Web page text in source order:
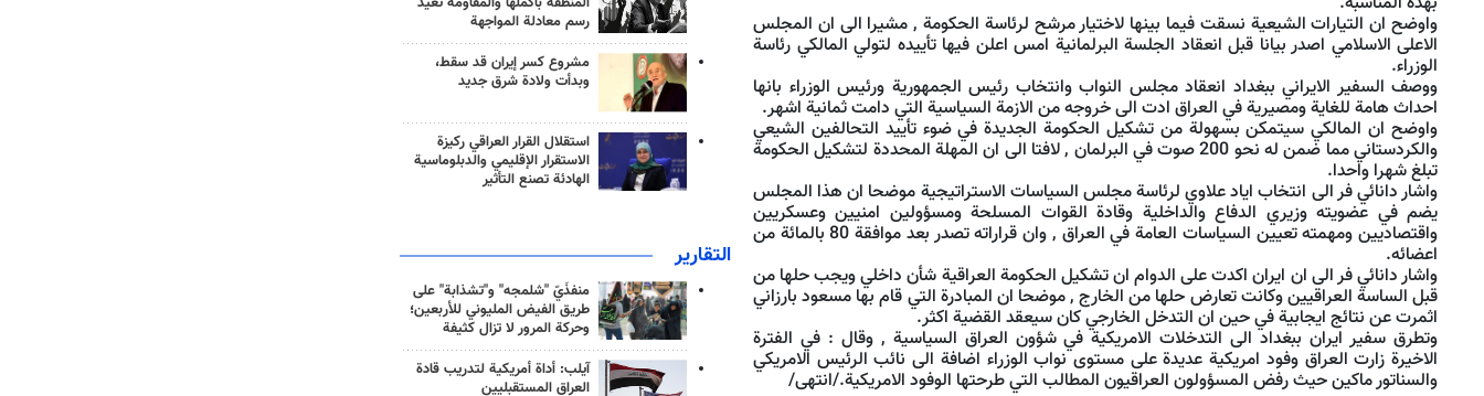
واوضح ان التيارات الشيعية نسقت فيما بينها لاختيار مرشح لرئاسة الحكومة , مشيرا الى ان المجلس
الاعلى الاسلامي اصدر بيانا قبل انعقاد الجلسة البرلمانية امس اعلن فيها تأييده لتولي المالكي رئاسة
الوزراء.
ووصف السفير الايراني ببغداد انعقاد مجلس النواب وانتخاب رئيس الجمهورية ورئيس الوزراء بانها
احداث هامة للغاية ومصيرية في العراق ادت الى خروجه من الازمة السياسية التي دامت ثمانية اشهر.
واوضح ان المالكي سيتمكن بسهولة من تشكيل الحكومة الجديدة في ضوء تأييد التحالفين الشيعي
والكردستاني مما ضمن له نحو 200 صوت في البرلمان , لافتا الى ان المهلة المحددة لتشكيل الحكومة
تبلغ شهرا واحدا.
واشار دانائي فر الى انتخاب اياد علاوي لرئاسة مجلس السياسات الاستراتيجية موضحا ان هذا المجلس
يضم في عضويته وزيري الدفاع والداخلية وقادة القوات المسلحة ومسؤولين امنيين وعسكريين
واقتصاديين ومهمته تعيين السياسات العامة في العراق , وان قراراته تصدر بعد موافقة 80 بالمائة من
اعضائه.
واشار دانائي فر الى ان ايران اكدت على الدوام ان تشكيل الحكومة العراقية شأن داخلي ويجب حلها من
قبل الساسة العراقيين وكانت تعارض حلها من الخارج , موضحا ان المبادرة التي قام بها مسعود بارزاني
اثمرت عن نتائج ايجابية في حين ان التدخل الخارجي كان سيعقد القضية اكثر.
وتطرق سفير ايران ببغداد الى التدخلات الامريكية في شؤون العراق السياسية , وقال : في الفترة
الاخيرة زارت العراق وفود امريكية عديدة على مستوى نواب الوزراء اضافة الى نائب الرئيس الامريكي
والسناتور ماكين حيث رفض المسؤولون العراقيون المطالب التي طرحتها الوفود الامريكية./انتهى/
رسم معادلة المواجهة
مشروع كسر إيران قد سقط،
وبدأت ولادة شرق جديد
استقلال القرار العراقي ركيزة
الاستقرار الإقليمي والدبلوماسية
الهادئة تصنع التأثير
التقارير
منفذَيّ "شلمجه" و"تشذابة" على
طريق الفيض المليوني للأربعين؛
وحركة المرور لا تزال كثيفة
آيلب: أداة أمريكية لتدريب قادة
العراق المستقبليين